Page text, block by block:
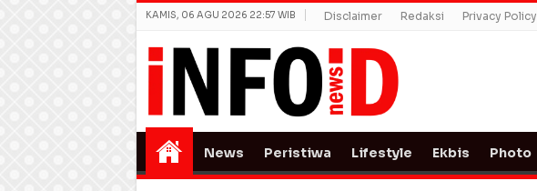
KAMIS, 06 AGU 2026 22:57 WIB Disclaimer Redaksi Privacy Policy
News Peristiwa Lifestyle Ekbis Photo